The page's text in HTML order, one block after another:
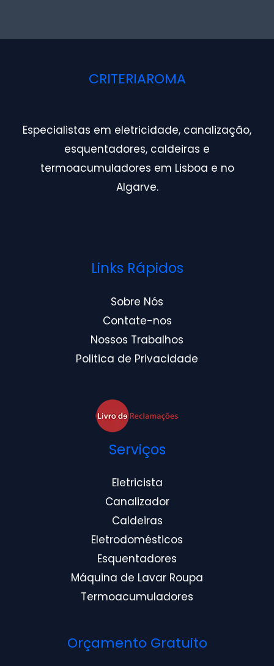
CRITERIAROMA
Especialistas em eletricidade, canalização,
esquentadores, caldeiras e
termoacumuladores em Lisboa e no
Algarve.
Links Rápidos
Sobre Nós
Contate-nos
Nossos Trabalhos
Politica de Privacidade
Serviços
Eletricista
Canalizador
Caldeiras
Eletrodomésticos
Esquentadores
Máquina de Lavar Roupa
Termoacumuladores
Orçamento Gratuito